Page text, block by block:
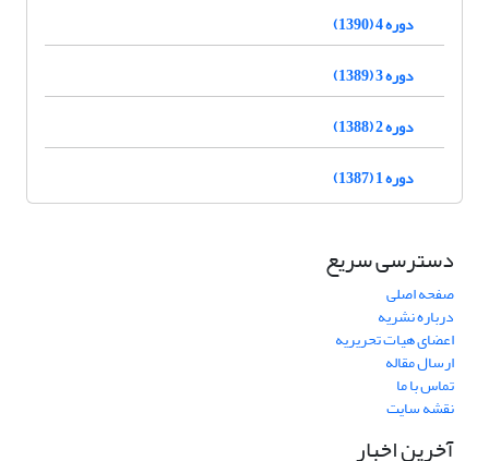
دوره 4 (1390)
دوره 3 (1389)
دوره 2 (1388)
دوره 1 (1387)
دسترسی سریع
صفحه اصلی
درباره نشریه
اعضای هیات تحریریه
ارسال مقاله
تماس با ما
نقشه سایت
آخرین اخبار